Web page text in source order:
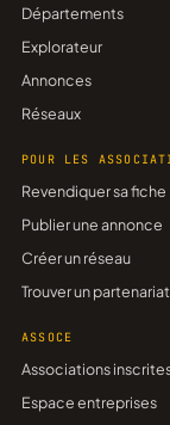
Départements
Explorateur
Annonces
Réseaux
POUR LES
Revendiquer sa fiche
Publier une annonce
Créer un réseau
Trouver un partenariat
ASSOCE
Associations
Espace entreprises